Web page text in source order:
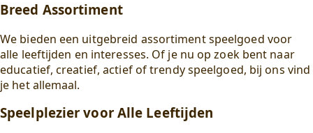
Breed Assortiment
We bieden een uitgebreid assortiment speelgoed voor
alle leeftijden en interesses. Of je nu op zoek bent naar
educatief, creatief, actief of trendy speelgoed, bij ons vind
je het allemaal.
Speelplezier voor Alle Leeftijden